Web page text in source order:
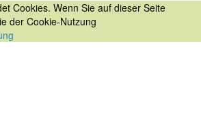
Cookies. Wenn Sie auf dieser Seite
der Cookie-Nutzung